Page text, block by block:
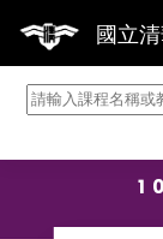
國立